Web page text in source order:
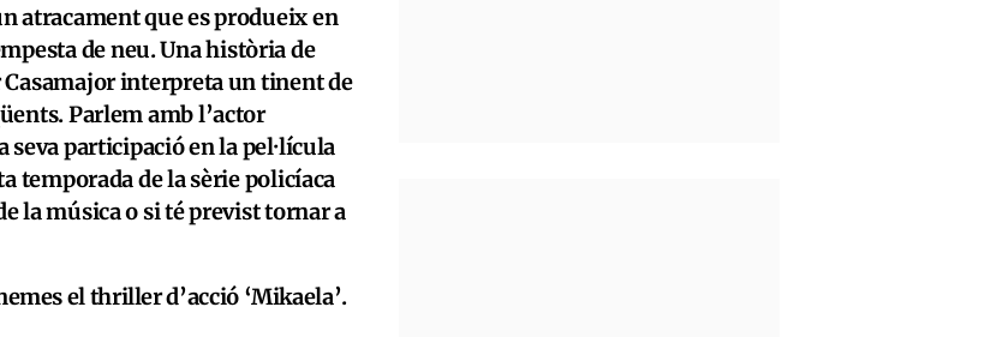
atracament que es produeix en
de neu. Una història de
interpreta un tinent de
Parlem amb l’actor
participació en la pel·lícula
temporada de la sèrie policíaca
la música o si té previst tornar a
el thriller d’acció ‘Mikaela’.